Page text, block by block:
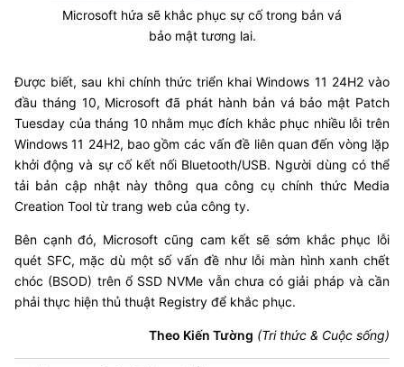
Microsoft hứa sẽ khắc phục sự cố trong bản vá
bảo mật tương lai.
Được biết, sau khi chính thức triển khai Windows 11 24H2 vào
đầu tháng 10, Microsoft đã phát hành bản vá bảo mật Patch
Tuesday của tháng 10 nhằm mục đích khắc phục nhiều lỗi trên
Windows 11 24H2, bao gồm các vấn đề liên quan đến vòng lặp
khởi động và sự cố kết nối Bluetooth/USB. Người dùng có thể
tải bản cập nhật này thông qua công cụ chính thức Media
Creation Tool từ trang web của công ty.
Bên cạnh đó, Microsoft cũng cam kết sẽ sớm khắc phục lỗi
quét SFC, mặc dù một số vấn đề như lỗi màn hình xanh chết
chóc (BSOD) trên ổ SSD NVMe vẫn chưa có giải pháp và cần
phải thực hiện thủ thuật Registry để khắc phục.
Theo Kiến Tường (Tri thức & Cuộc sống)